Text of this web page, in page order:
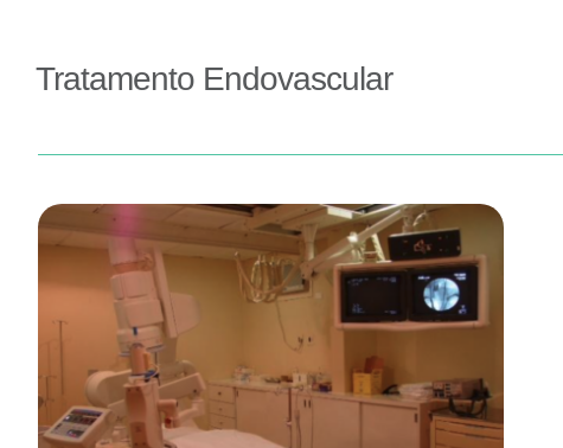
Tratamento Endovascular